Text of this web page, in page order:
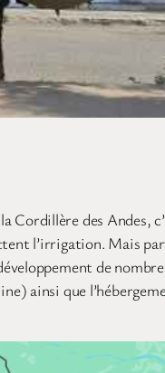
des Andes,
l’irrigation. Mais
de
ainsi que